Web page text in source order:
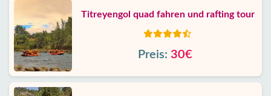
Titreyengol quad fahren und rafting tour
Preis: 30€